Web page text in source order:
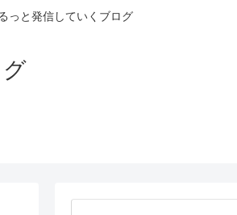
っと発信していくブログ